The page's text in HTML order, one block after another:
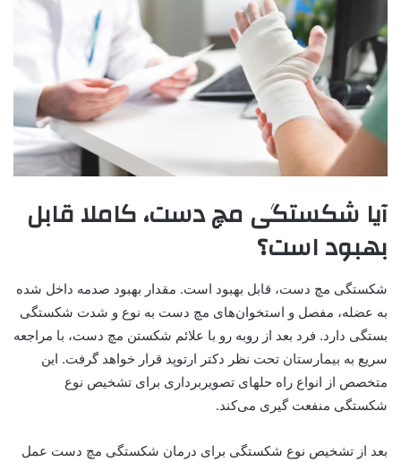
آیا شکستگی مچ دست، کاملا قابل
بهبود است؟
شکستگی مچ دست، قابل بهبود است. مقدار بهبود صدمه داخل شده
به عضله، مفصل و استخوان‌های مچ دست به نوع و شدت شکستگی
بستگی دارد. فرد بعد از روبه رو با علائم شکستن مچ دست، با مراجعه
سریع به بیمارستان تحت نظر دکتر ارتوپد قرار خواهد گرفت. این
متخصص از انواع راه حلهای تصویربرداری برای تشخیص نوع
شکستگی منفعت گیری می‌کند.
بعد از تشخیص نوع شکستگی برای درمان شکستگی مچ دست عمل